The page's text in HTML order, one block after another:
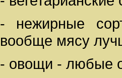
- нежирные
вообще мясу
- овощи - любые